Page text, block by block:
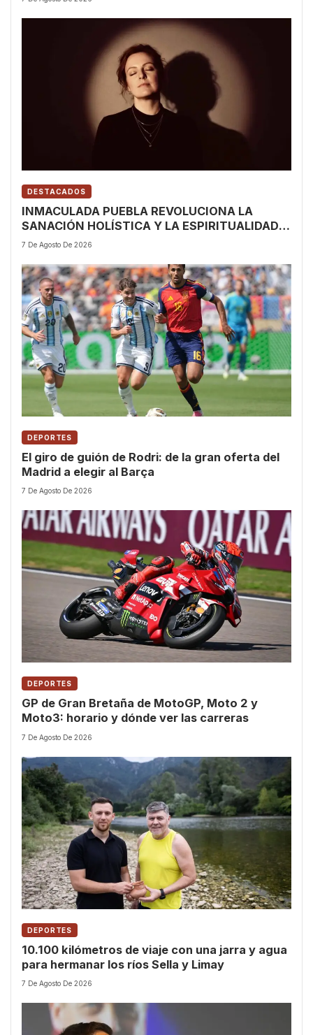
DESTACADOS
INMACULADA PUEBLA REVOLUCIONA LA
SANACIÓN HOLÍSTICA Y LA ESPIRITUALIDAD
CON ‘EL ARTE DE CANALIZAR PARA SANAR’
7 De Agosto De 2026
DEPORTES
El giro de guión de Rodri: de la gran oferta del
Madrid a elegir al Barça
7 De Agosto De 2026
DEPORTES
GP de Gran Bretaña de MotoGP, Moto 2 y
Moto3: horario y dónde ver las carreras
7 De Agosto De 2026
DEPORTES
10.100 kilómetros de viaje con una jarra y agua
para hermanar los ríos Sella y Limay
7 De Agosto De 2026